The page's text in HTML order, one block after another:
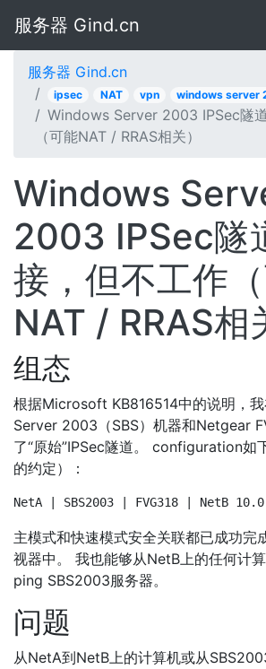
服务器 Gind.cn
服务器 Gind.cn
ipsec NAT vpn windows server
Windows Server 2003 IPSec隧
（可能NAT / RRAS相关）
Windows
2003 IPSec隧
接，但不工作
NAT / RRAS相
组态
根据Microsoft KB816514中的说明，
Server 2003（SBS）机器和Netgear
了“原始”IPSec隧道。 configuration如
的约定）：
NetA | SBS2003 | FVG318 | NetB
主模式和快速模式安全关联都已成功完
视器中。 我也能够从NetB上的任何计
ping SBS2003服务器。
问题
从NetA到NetB上的计算机或从